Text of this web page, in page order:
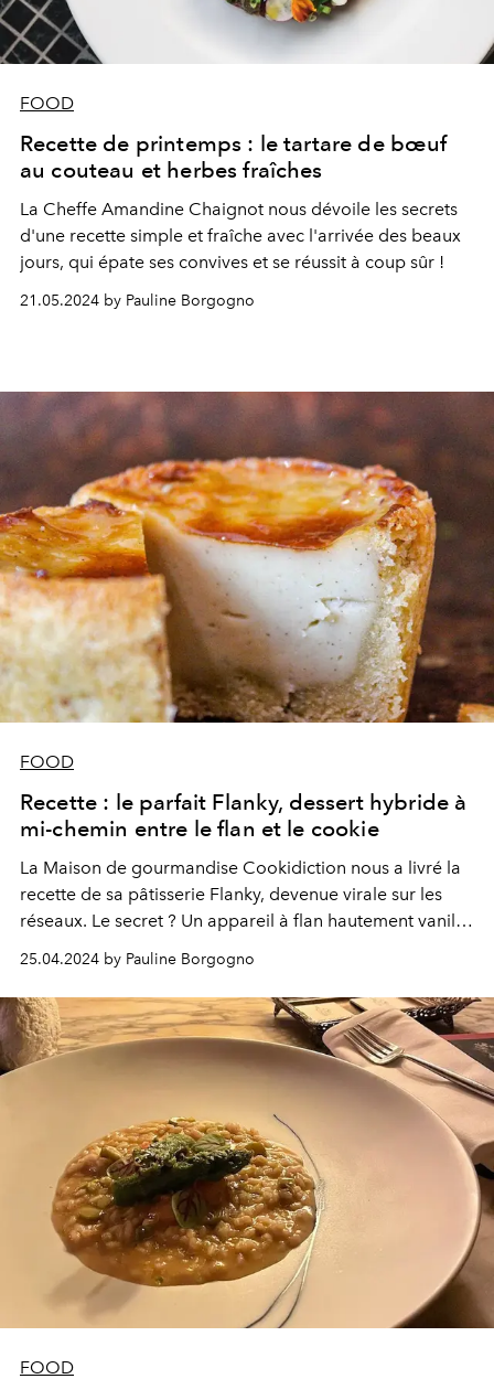
FOOD
Recette de printemps : le tartare de bœuf
au couteau et herbes fraîches
La Cheffe Amandine Chaignot nous dévoile les secrets
d'une recette simple et fraîche avec l'arrivée des beaux
jours, qui épate ses convives et se réussit à coup sûr !
21.05.2024 by Pauline Borgogno
FOOD
Recette : le parfait Flanky, dessert hybride à
mi-chemin entre le flan et le cookie
La Maison de gourmandise Cookidiction nous a livré la
recette de sa pâtisserie Flanky, devenue virale sur les
réseaux. Le secret ? Un appareil à flan hautement vanillé
et une base de cookie bien crousti-fondant au chocolat
au lait. Suivez le guide pour reproduire le dessert à la
maison…
25.04.2024 by Pauline Borgogno
FOOD